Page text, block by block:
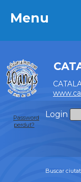
Menu
Login
Password
perdut?
Buscar
Menu